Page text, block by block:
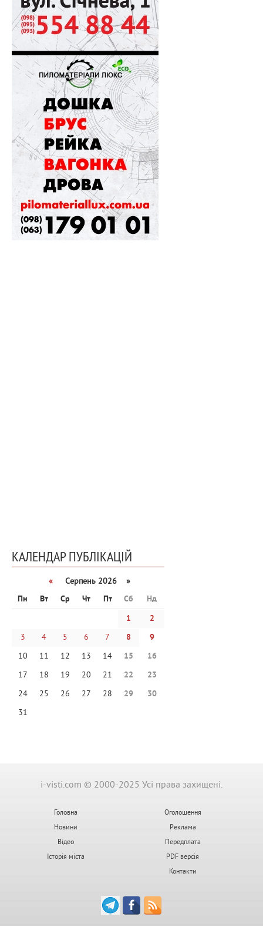
КАЛЕНДАР ПУБЛІКАЦІЙ
«
Серпень 2026 »
Пн
Вт Ср Чт Пт Сб
Нд
1
2
3
4 5 6 7 8
9
10
11 12 13 14 15
16
17
18 19 20 21 22
23
24
25 26 27 28 29
30
31
i-visti.com © 2000-2025 Усі права захищені.
Головна
Новини
Відео
Історія міста
Оголошення
Реклама
Передплата
PDF версія
Контакти